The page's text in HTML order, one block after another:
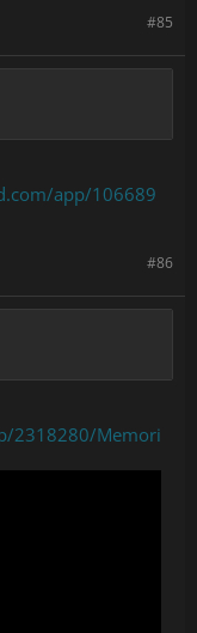
#85
app/106689
#86
2318280/Memori